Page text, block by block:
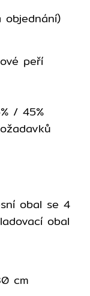
peří
/ 45%
obal se 4
obal
cm